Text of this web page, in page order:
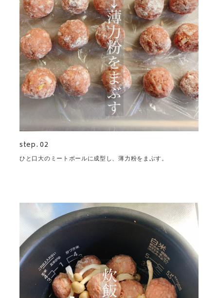
step. 02
ひと口大のミートボールに成型し、薄力粉をまぶす。